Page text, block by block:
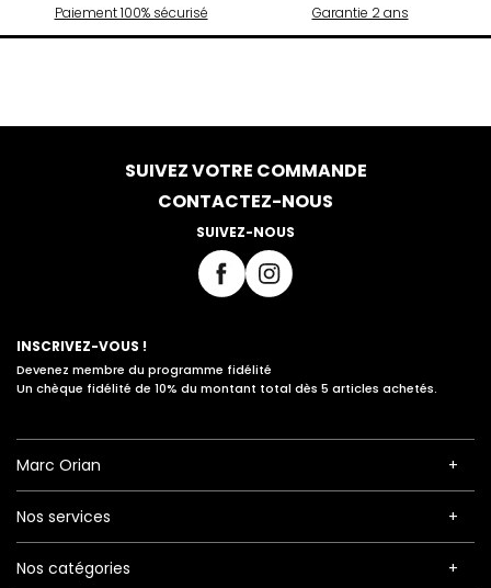
Paiement 100% sécurisé Garantie 2 ans
SUIVEZ VOTRE COMMANDE
CONTACTEZ-NOUS
SUIVEZ-NOUS
INSCRIVEZ-VOUS !
Devenez membre du programme fidélité
Un chèque fidélité de 10% du montant total dès 5 articles achetés.
Marc Orian
Nos services
Nos catégories